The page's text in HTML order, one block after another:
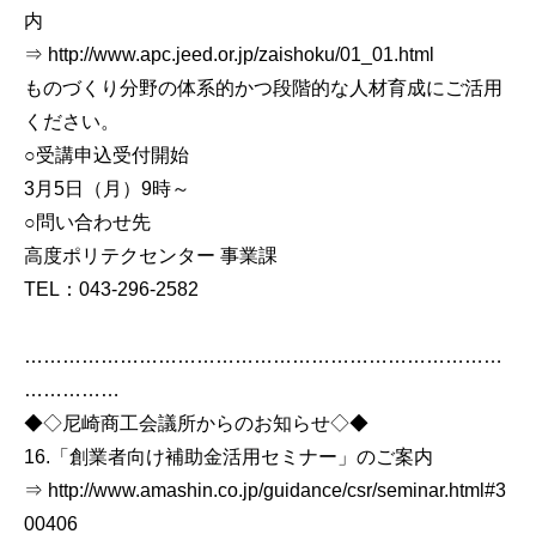
内
⇒ http://www.apc.jeed.or.jp/zaishoku/01_01.html
ものづくり分野の体系的かつ段階的な人材育成にご活用
ください。
○受講申込受付開始
3月5日（月）9時～
○問い合わせ先
高度ポリテクセンター 事業課
TEL：043-296-2582
…………………………………………………………………
……………
◆◇尼崎商工会議所からのお知らせ◇◆
16.「創業者向け補助金活用セミナー」のご案内
⇒ http://www.amashin.co.jp/guidance/csr/seminar.html#3
00406